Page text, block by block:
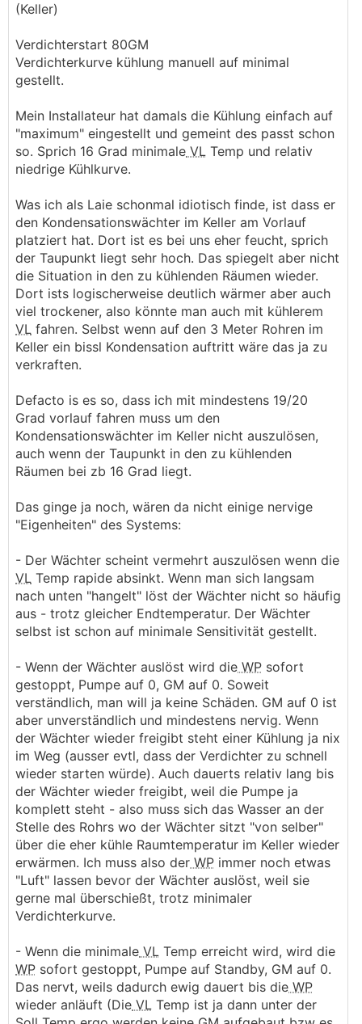
(Keller)
Verdichterstart 80GM
Verdichterkurve kühlung manuell auf minimal
gestellt.
Mein Installateur hat damals die Kühlung einfach auf
"maximum" eingestellt und gemeint des passt schon
so. Sprich 16 Grad minimale VL Temp und relativ
niedrige Kühlkurve.
Was ich als Laie schonmal idiotisch finde, ist dass er
den Kondensationswächter im Keller am Vorlauf
platziert hat. Dort ist es bei uns eher feucht, sprich
der Taupunkt liegt sehr hoch. Das spiegelt aber nicht
die Situation in den zu kühlenden Räumen wieder.
Dort ists logischerweise deutlich wärmer aber auch
viel trockener, also könnte man auch mit kühlerem
VL fahren. Selbst wenn auf den 3 Meter Rohren im
Keller ein bissl Kondensation auftritt wäre das ja zu
verkraften.
Defacto is es so, dass ich mit mindestens 19/20
Grad vorlauf fahren muss um den
Kondensationswächter im Keller nicht auszulösen,
auch wenn der Taupunkt in den zu kühlenden
Räumen bei zb 16 Grad liegt.
Das ginge ja noch, wären da nicht einige nervige
"Eigenheiten" des Systems:
- Der Wächter scheint vermehrt auszulösen wenn die
VL Temp rapide absinkt. Wenn man sich langsam
nach unten "hangelt" löst der Wächter nicht so häufig
aus - trotz gleicher Endtemperatur. Der Wächter
selbst ist schon auf minimale Sensitivität gestellt.
- Wenn der Wächter auslöst wird die WP sofort
gestoppt, Pumpe auf 0, GM auf 0. Soweit
verständlich, man will ja keine Schäden. GM auf 0 ist
aber unverständlich und mindestens nervig. Wenn
der Wächter wieder freigibt steht einer Kühlung ja nix
im Weg (ausser evtl, dass der Verdichter zu schnell
wieder starten würde). Auch dauerts relativ lang bis
der Wächter wieder freigibt, weil die Pumpe ja
komplett steht - also muss sich das Wasser an der
Stelle des Rohrs wo der Wächter sitzt "von selber"
über die eher kühle Raumtemperatur im Keller wieder
erwärmen. Ich muss also der WP immer noch etwas
"Luft" lassen bevor der Wächter auslöst, weil sie
gerne mal überschießt, trotz minimaler
Verdichterkurve.
- Wenn die minimale VL Temp erreicht wird, wird die
WP sofort gestoppt, Pumpe auf Standby, GM auf 0.
Das nervt, weils dadurch ewig dauert bis die WP
wieder anläuft (Die VL Temp ist ja dann unter der